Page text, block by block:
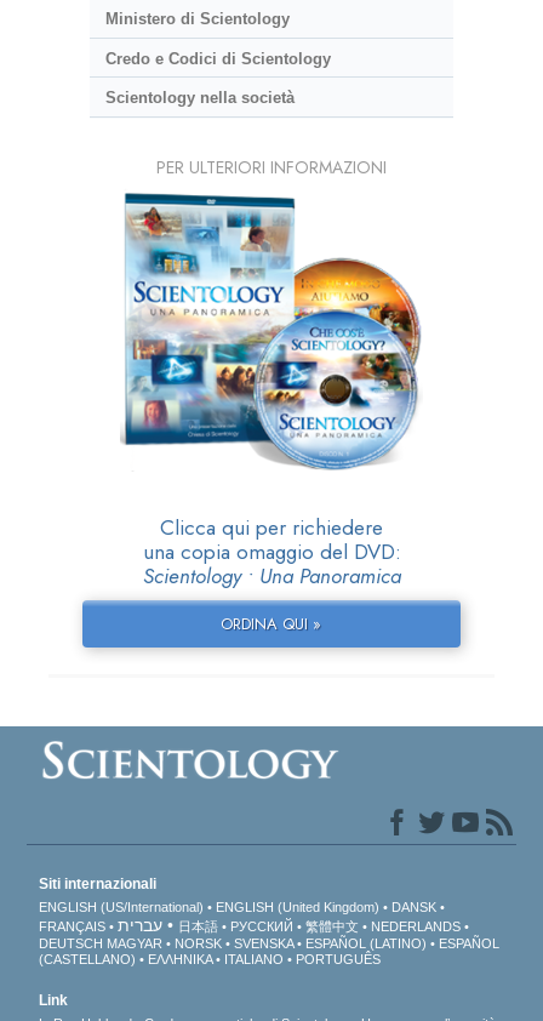
Ministero di Scientology
Credo e Codici di Scientology
Scientology nella società
PER ULTERIORI INFORMAZIONI
Clicca qui per richiedere
una copia omaggio del DVD:
Scientology • Una Panoramica
ORDINA QUI »
Siti internazionali
ENGLISH (US/International) ENGLISH (United Kingdom)
DANSK
FRANÇAIS
עברית 日本語 РУССКИЙ 繁體中文
NEDERLANDS
DEUTSCH MAGYAR NORSK SVENSKA ESPAÑOL (LATINO)
ESPAÑOL
(CASTELLANO)
ΕΛΛΗΝΙΚA ITALIANO PORTUGUÊS
Link